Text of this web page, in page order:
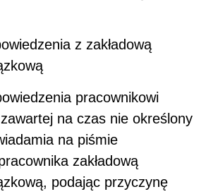
z zakładową
pracownikowi
na czas nie określony
na piśmie
zakładową
podając przyczynę